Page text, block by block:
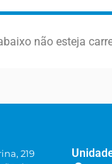
não esteja
219